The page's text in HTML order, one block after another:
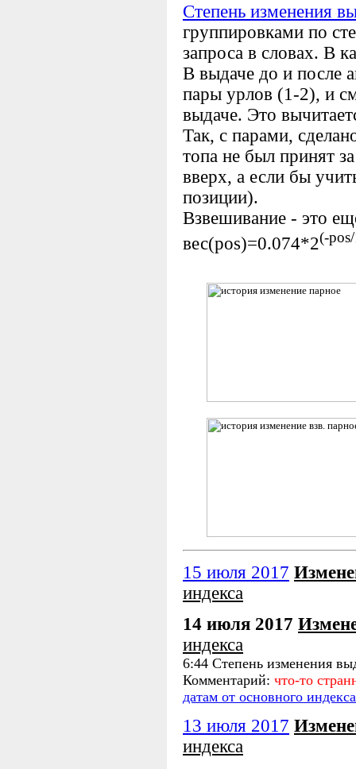
Степень изменения
группировками по
запроса в словах. В
В выдаче до и после
пары урлов (1-2), и
выдаче. Это
Так, с парами,
топа не был принят
вверх, а если бы
позиции).
Взвешивание - это
вес(pos)=0.074*2(-
15 июля 2017
индекса
14 июля 2017
индекса
6:44 Степень изменения
Комментарий: что-то
датам от основного индекса
13 июля 2017
индекса